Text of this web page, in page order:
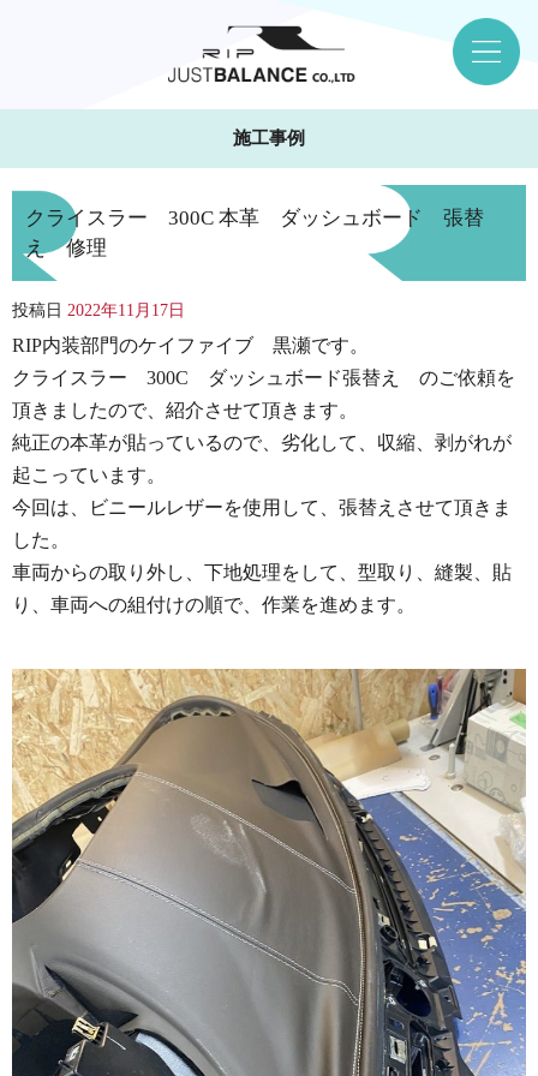
施工事例
クライスラー 300C 本革 ダッシュボード 張替
え 修理
投稿日 2022年11月17日
RIP内装部門のケイファイブ 黒瀬です。
クライスラー 300C ダッシュボード張替え のご依頼を
頂きましたので、紹介させて頂きます。
純正の本革が貼っているので、劣化して、収縮、剥がれが
起こっています。
今回は、ビニールレザーを使用して、張替えさせて頂きま
した。
車両からの取り外し、下地処理をして、型取り、縫製、貼
り、車両への組付けの順で、作業を進めます。